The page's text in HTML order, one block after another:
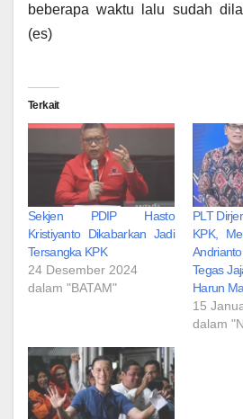
beberapa waktu lalu sudah
(es)
Terkait
Sekjen PDIP Hasto
Kristiyanto Dikabarkan Jadi
Tersangka KPK
24 Desember 2024
dalam "BATAM"
PLT
KPK,
Tegas
Harun
15
dalam